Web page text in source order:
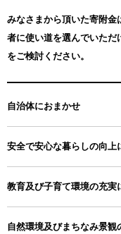
TEL:0120-448-643（受
日～1月5日休日）
メールアドレス:info-
みなさまから頂いた寄附金
者に使い道を選んでいただ
をご検討ください。
自治体におまかせ
安全で安心な暮らしの向上
教育及び子育て環境の充実
自然環境及びまちなみ景観